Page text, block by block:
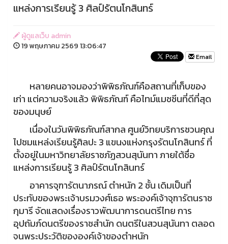
แหล่งการเรียนรู้ 3 ศิลป์รัตนโกสินทร์
ผู้ดูแลเว็บ admin
19 พฤษภาคม 2569 13:06:47
Email
หลายคนอาจมองว่าพิพิธภัณฑ์คือสถานที่เก็บของ
เก่า แต่ความจริงแล้ว พิพิธภัณฑ์ คือไทม์แมชชีนที่ดีที่สุด
ของมนุษย์
เนื่องในวันพิพิธภัณฑ์สากล ศูนย์วิทยบริการชวนคุณ
ไปชมแหล่งเรียนรู้ศิลปะ 3 แขนงแห่งกรุงรัตนโกสินทร์ ที่
ตั้งอยู่ในมหาวิทยาลัยราชภัฏสวนสุนันทา ภายใต้ชื่อ
แหล่งการเรียนรู้ 3 ศิลป์รัตนโกสินทร์
อาคารจุฑารัตนาภรณ์ ตำหนัก 2 ชั้น เดิมเป็นที่
ประทับของพระเจ้าบรมวงศ์เธอ พระองค์เจ้าจุฑารัตนราช
กุมารี จัดแสดงเรื่องราวพัฒนาการดนตรีไทย การ
อุปถัมภ์ดนตรีของราชสำนัก ดนตรีในสวนสุนันทา ตลอด
จนพระประวัติขององค์เจ้าของตำหนัก